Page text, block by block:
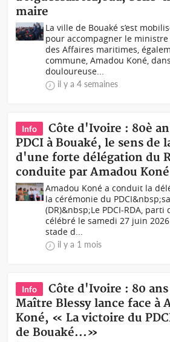
maire
La ville de Bouaké s’est
pour accompagner le
des Affaires maritimes,
commune, Amadou Koné,
douloureuse...
il y a 4 semaines
Info
Côte d'Ivoire : 80è
PDCI à Bouaké, le sens de
d'une forte délégation du
conduite par Amadou Koné
Amadou Koné a conduit la
la cérémonie du
(DR)&nbsp;Le PDCI-RDA, parti
célébré le samedi 27 juin
stade d...
il y a 1 mois
Info
Côte d'Ivoire : 80
Maître Blessy lance face à
Koné, « La victoire du
de Bouaké...»